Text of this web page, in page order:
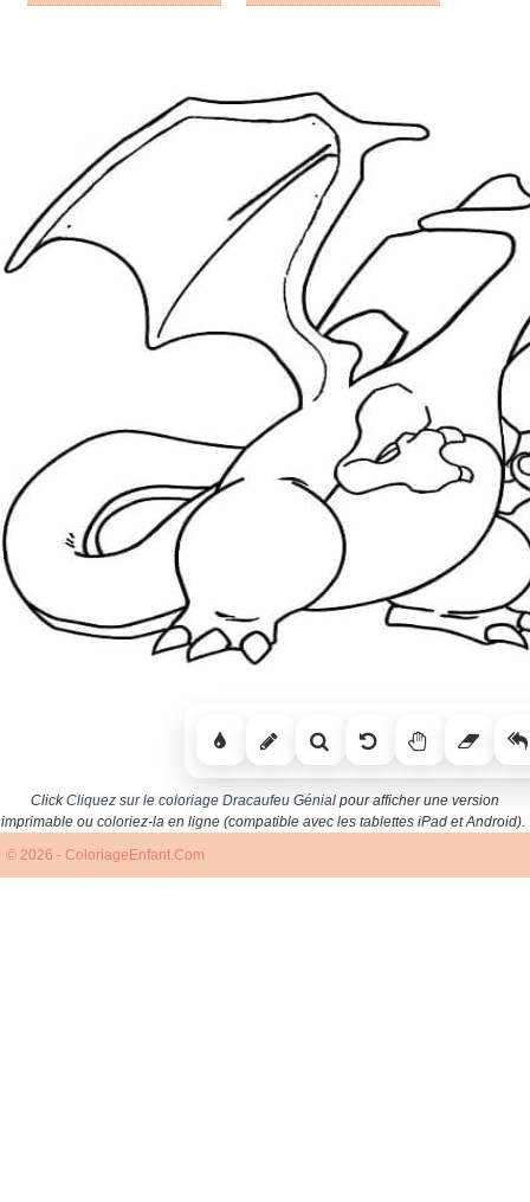
ClickCliquez sur le coloriage Dracaufeu Génial pour afficher une version
imprimable ou coloriez-la en ligne (compatible avec les tablettes iPad et Android).
© 2026 - ColoriageEnfant.Com